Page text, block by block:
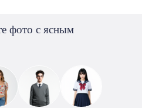
фото с ясным